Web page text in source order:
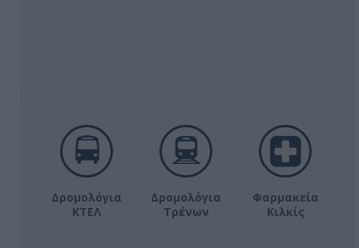
Δρομολόγια
ΚΤΕΛ
Δρομολόγια
Τρένων
Φαρμακεία
Κιλκίς